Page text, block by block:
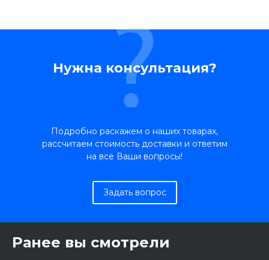
Нужна консультация?
Подробно раскажем о наших товарах,
рассчитаем стоимость доставки и ответим
на все Ваши вопросы!
Задать вопрос
Ранее вы смотрели